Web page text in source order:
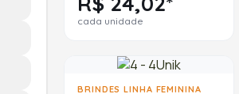
cada unidade
BRINDES LINHA FEMININA